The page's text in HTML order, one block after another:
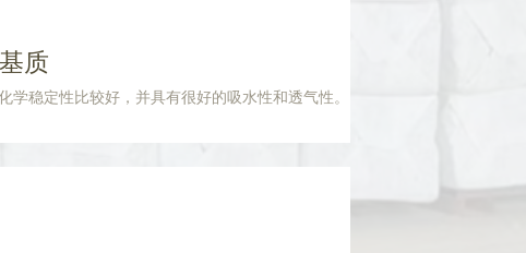
质
稳定性比较好，并具有很好的吸水性和透气性。